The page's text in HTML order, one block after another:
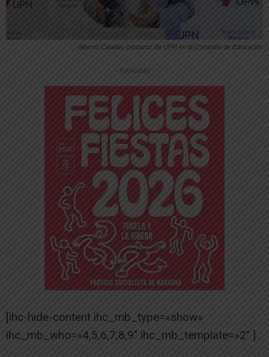
Alberto Catalán, portavoz de UPN en la Comisión de Educación
-- Publicidad --
[ihc-hide-content ihc_mb_type=»show»
ihc_mb_who=»4,5,6,7,8,9″ ihc_mb_template=»2″ ]